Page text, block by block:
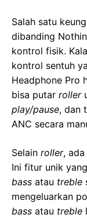
Salah satu
dibanding
kontrol fisik.
kontrol sentuh
Headphone Pro
bisa putar roller
play/pause, dan
ANC secara
Selain roller,
Ini fitur unik
bass atau treble
mengeluarkan
bass atau treble